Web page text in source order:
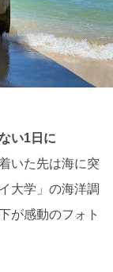
い1日に
いた先は海に突
大学」の海洋調
が感動のフォト